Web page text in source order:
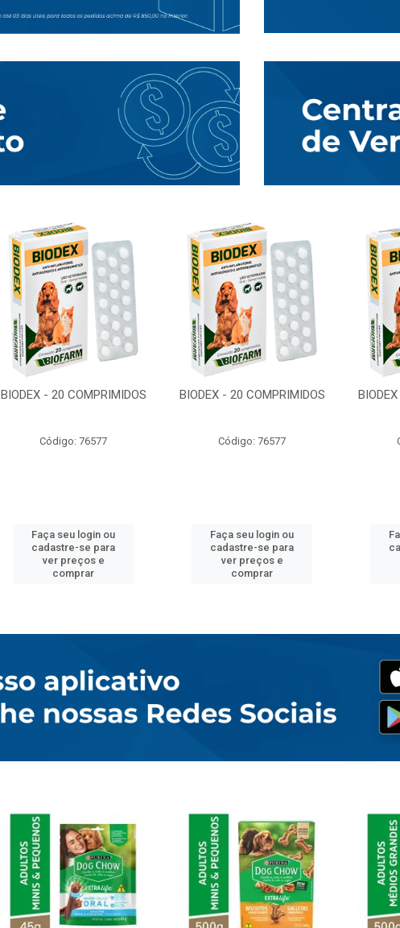
BIODEX - 20 COMPRIMIDOS
Código: 76577
Faça seu login ou
cadastre-se para
ver preços e
comprar
BIODEX - 20 COMPRIMIDOS
Código: 76577
Faça seu login ou
cadastre-se para
ver preços e
comprar